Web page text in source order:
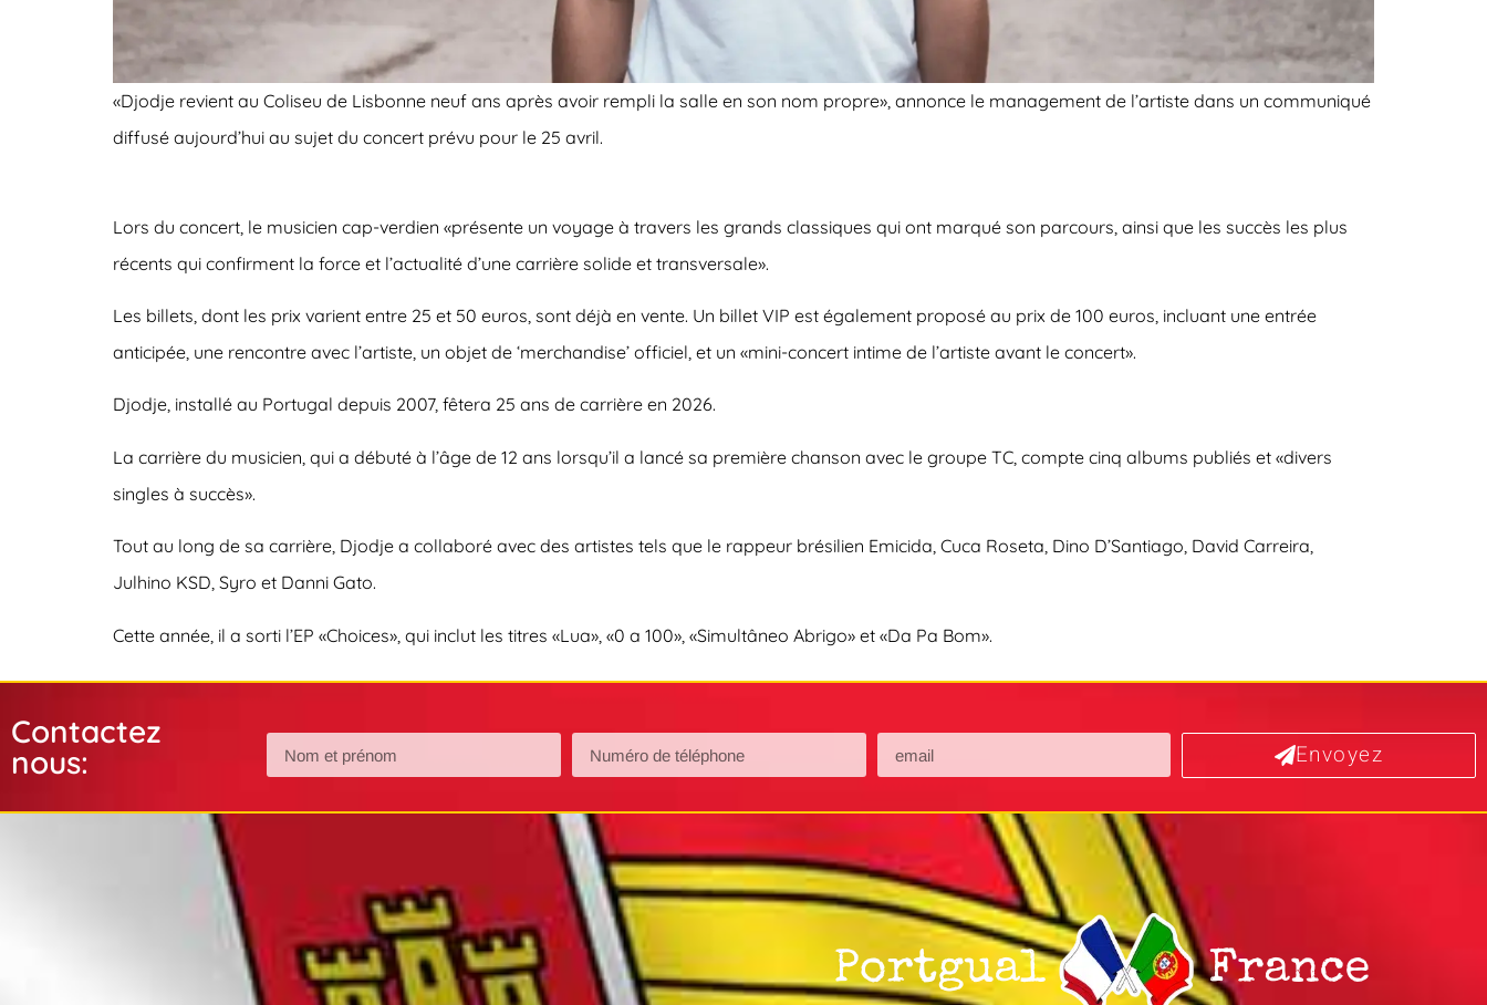
«Djodje revient au Coliseu de Lisbonne neuf ans après avoir rempli la salle en son nom propre», annonce le management de l’artiste dans un communiqué
diffusé aujourd’hui au sujet du concert prévu pour le 25 avril.
Lors du concert, le musicien cap-verdien «présente un voyage à travers les grands classiques qui ont marqué son parcours, ainsi que les succès les plus
récents qui confirment la force et l’actualité d’une carrière solide et transversale».
Les billets, dont les prix varient entre 25 et 50 euros, sont déjà en vente. Un billet VIP est également proposé au prix de 100 euros, incluant une entrée
anticipée, une rencontre avec l’artiste, un objet de ‘merchandise’ officiel, et un «mini-concert intime de l’artiste avant le concert».
Djodje, installé au Portugal depuis 2007, fêtera 25 ans de carrière en 2026.
La carrière du musicien, qui a débuté à l’âge de 12 ans lorsqu’il a lancé sa première chanson avec le groupe TC, compte cinq albums publiés et «divers
singles à succès».
Tout au long de sa carrière, Djodje a collaboré avec des artistes tels que le rappeur brésilien Emicida, Cuca Roseta, Dino D’Santiago, David Carreira,
Julhino KSD, Syro et Danni Gato.
Cette année, il a sorti l’EP «Choices», qui inclut les titres «Lua», «0 a 100», «Simultâneo Abrigo» et «Da Pa Bom».
Contactez
nous:
Envoyez